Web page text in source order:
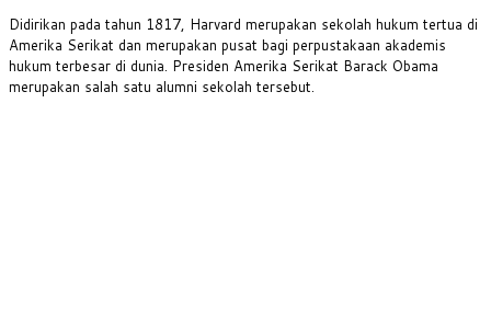
Didirikan pada tahun 1817, Harvard merupakan sekolah hukum tertua di
Amerika Serikat dan merupakan pusat bagi perpustakaan akademis
hukum terbesar di dunia. Presiden Amerika Serikat Barack Obama
merupakan salah satu alumni sekolah tersebut.